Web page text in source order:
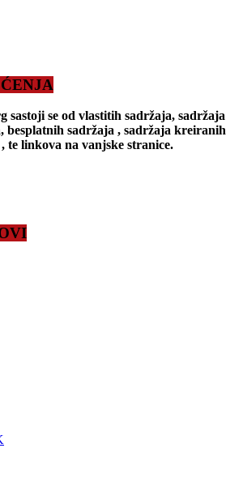
sastoji se od vlastitih sadržaja, sadržaja
besplatnih sadržaja , sadržaja kreiranih
te linkova na vanjske stranice.